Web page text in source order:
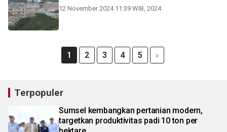
12 November 2024 11:39 WIB, 2024
1 2 3 4 5
Terpopuler
Sumsel kembangkan pertanian modern,
targetkan produktivitas padi 10 ton per